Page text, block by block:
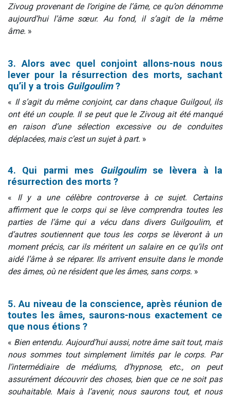
Zivoug provenant de l’origine de l’âme, ce qu’on dénomme
aujourd’hui l’âme sœur. Au fond, il s’agit de la même
âme. »
3. Alors avec quel conjoint allons-nous nous
lever pour la résurrection des morts, sachant
qu’il y a trois Guilgoulim?
« Il s’agit du même conjoint, car dans chaque Guilgoul, ils
ont été un couple. Il se peut que le Zivoug ait été manqué
en raison d’une sélection excessive ou de conduites
déplacées, mais c’est un sujet à part. »
4. Qui parmi mes Guilgoulimse lèvera à la
résurrection des morts ?
« Il y a une célèbre controverse à ce sujet. Certains
affirment que le corps qui se lève comprendra toutes les
parties de l’âme qui a vécu dans divers Guilgoulim, et
d’autres soutiennent que tous les corps se lèveront à un
moment précis, car ils méritent un salaire en ce qu’ils ont
aidé l’âme à se réparer. Ils arrivent ensuite dans le monde
des âmes, où ne résident que les âmes, sans corps. »
5. Au niveau de la conscience, après réunion de
toutes les âmes, saurons-nous exactement ce
que nous étions ?
« Bien entendu. Aujourd’hui aussi, notre âme sait tout, mais
nous sommes tout simplement limités par le corps. Par
l’intermédiaire de médiums, d’hypnose, etc., on peut
assurément découvrir des choses, bien que ce ne soit pas
souhaitable. Mais à l’avenir, nous saurons tout, et nous